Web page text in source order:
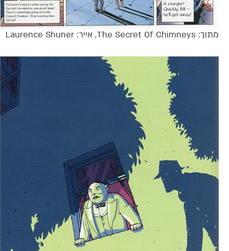
מתוך: The Secret Of Chimneys, אייר: Laurence Shuner